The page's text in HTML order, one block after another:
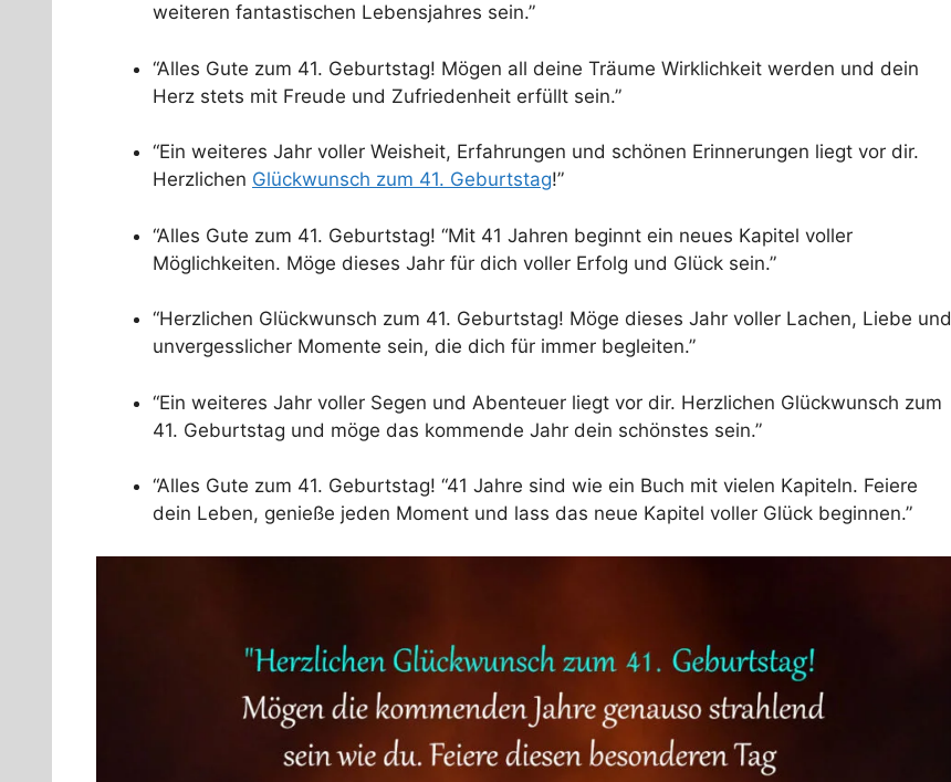
weiteren fantastischen Lebensjahres sein.”
“Alles Gute zum 41. Geburtstag! Mögen all deine Träume Wirklichkeit werden und dein
Herz stets mit Freude und Zufriedenheit erfüllt sein.”
“Ein weiteres Jahr voller Weisheit, Erfahrungen und schönen Erinnerungen liegt vor dir.
Herzlichen Glückwunsch zum 41. Geburtstag!”
“Alles Gute zum 41. Geburtstag! “Mit 41 Jahren beginnt ein neues Kapitel voller
Möglichkeiten. Möge dieses Jahr für dich voller Erfolg und Glück sein.”
“Herzlichen Glückwunsch zum 41. Geburtstag! Möge dieses Jahr voller Lachen, Liebe und
unvergesslicher Momente sein, die dich für immer begleiten.”
“Ein weiteres Jahr voller Segen und Abenteuer liegt vor dir. Herzlichen Glückwunsch zum
41. Geburtstag und möge das kommende Jahr dein schönstes sein.”
“Alles Gute zum 41. Geburtstag! “41 Jahre sind wie ein Buch mit vielen Kapiteln. Feiere
dein Leben, genieße jeden Moment und lass das neue Kapitel voller Glück beginnen.”